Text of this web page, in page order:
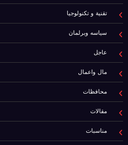
تقنية و تكنولوجيا
سياسه وبرلمان
عاجل
مال واعمال
محافظات
مقالات
مناسبات